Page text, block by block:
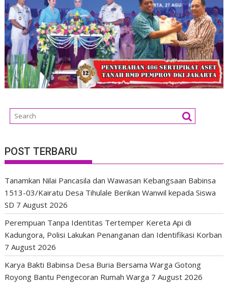
POST TERBARU
Tanamkan Nilai Pancasila dan Wawasan Kebangsaan Babinsa
1513-03/Kairatu Desa Tihulale Berikan Wanwil kepada Siswa
SD 7 August 2026
Perempuan Tanpa Identitas Tertemper Kereta Api di
Kadungora, Polisi Lakukan Penanganan dan Identifikasi Korban
7 August 2026
Karya Bakti Babinsa Desa Buria Bersama Warga Gotong
Royong Bantu Pengecoran Rumah Warga 7 August 2026